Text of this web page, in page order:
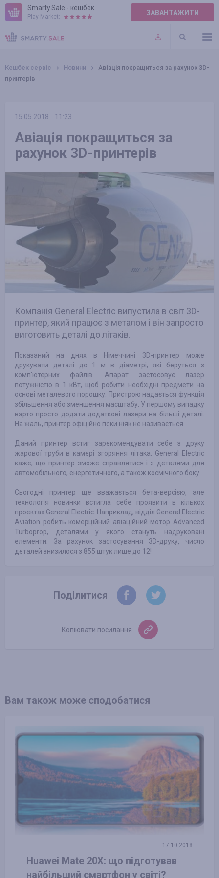
Smarty.Sale - кешбек
Play Market: ЗАВАНТАЖИТИ
ПРАВИЛА
ПЛАГІНИ
Кешбек сервіс Новини
Авіація покращиться за рахунок 3D-
принтерів
15.05.2018 11:23
Авіація покращиться за
рахунок 3D-принтерів
Компанія General Electric випустила в світ 3D-
принтер, який працює з металом і він запросто
виготовить деталі до літаків.
Показаний на днях в Німеччині 3D-принтер може
друкувати деталі до 1 м в діаметрі, які беруться з
комп'ютерних файлів. Апарат застосовує лазер
потужністю в 1 кВт, щоб робити необхідні предмети на
основі металевого порошку. Пристрою надається функція
збільшення або зменшення масштабу. У першому випадку
варто просто додати додаткові лазери на більші деталі.
На жаль, принтер офіційно поки ніяк не називається.
Даний принтер встиг зарекомендувати себе з друку
жарової труби в камері згоряння літака. General Electric
каже, що принтер зможе справлятися і з деталями для
автомобільного, енергетичного, а також космічного боку.
Сьогодні принтер ще вважається бета-версією, але
технологія новинки встигла себе проявити в кількох
проектах General Electric. Наприклад, відділ General Electric
Aviation робить комерційний авіаційний мотор Advanced
Turboprop, деталями у якого стануть надруковані
елементи. За рахунок застосування 3D-друку, число
деталей знизилося з 855 штук лише до 12!
Поділитися
Копіювати посилання
Вам також може сподобатися
17.10.2018
Huawei Mate 20X: що підготував
найбільший смартфон у світі?